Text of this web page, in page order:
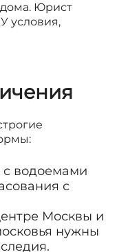
Юрист
условия,
с водоемами
с
Москвы и
нужны